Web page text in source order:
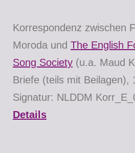
Korrespondenz zwischen
Moroda und The English
Song Society (u.a. Maud
Briefe (teils mit Beilagen),
Signatur: NLDDM
Details